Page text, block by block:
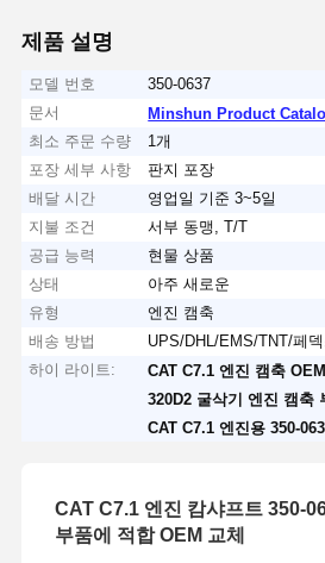
제품 설명
모델 번호
350-0637
문서
Minshun Product
최소 주문 수량
1개
포장 세부 사항
판지 포장
배달 시간
영업일 기준 3~5일
지불 조건
서부 동맹, T/T
공급 능력
현물 상품
상태
아주 새로운
유형
엔진 캠축
배송 방법
UPS/DHL/EMS/TNT/페
하이 라이트:
CAT C7.1 엔진 캠축 OEM
320D2 굴삭기 엔진 캠축
CAT C7.1 엔진용 350-
CAT C7.1 엔진 캄샤프트 350-
부품에 적합 OEM 교체